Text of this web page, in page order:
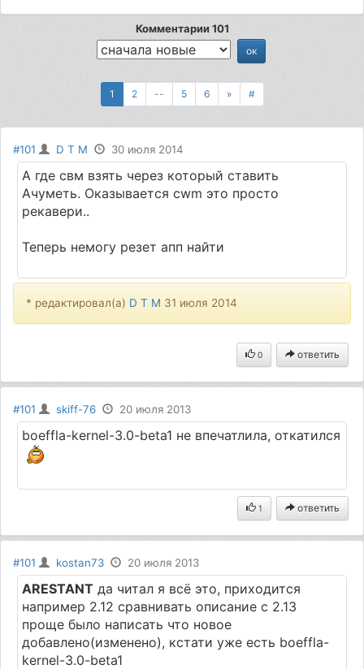
Комментарии 101
1 2 -- 5 6 » #
#101 D T M 30 июля 2014
А где свм взять через который ставить
Ачуметь. Оказывается cwm это просто
рекавери..
Теперь немогу резет апп найти
* редактировал(а) D T M 31 июля 2014
0 ответить
#101 skiff-76 20 июля 2013
boeffla-kernel-3.0-beta1 не впечатлила, откатился
1 ответить
#101 kostan73 20 июля 2013
ARESTANT да читал я всё это, приходится
например 2.12 сравнивать описание с 2.13
проще было написать что новое
добавлено(изменено), кстати уже есть boeffla-
kernel-3.0-beta1